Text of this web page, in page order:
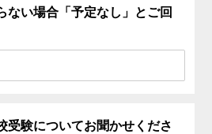
ない場合「予定なし」とご回
受験についてお聞かせくださ